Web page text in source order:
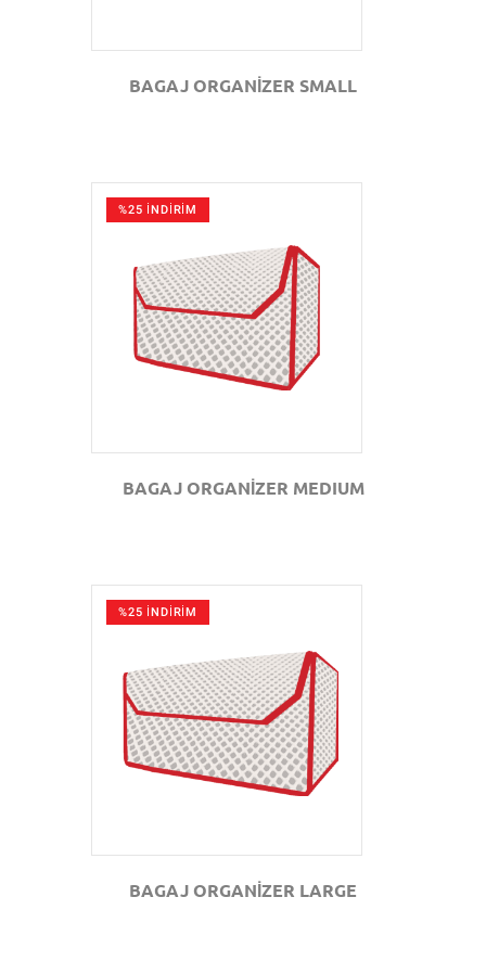
BAGAJ ORGANİZER SMALL
%25 İNDİRİM
GÖZAT
BAGAJ ORGANİZER MEDIUM
%25 İNDİRİM
GÖZAT
BAGAJ ORGANİZER LARGE